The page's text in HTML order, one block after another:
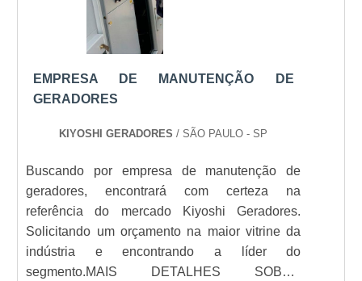
EMPRESA DE MANUTENÇÃO DE
GERADORES
KIYOSHI GERADORES / SÃO PAULO - SP
Buscando por empresa de manutenção de
geradores, encontrará com certeza na
referência do mercado Kiyoshi Geradores.
Solicitando um orçamento na maior vitrine da
indústria e encontrando a líder do
segmento.MAIS DETALHES SOBRE